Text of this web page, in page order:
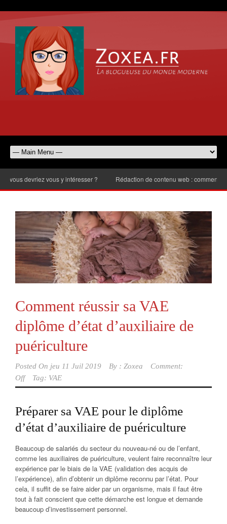
devriez vous y intéresser ? Rédaction de contenu web : comment choisir le
Comment réussir sa VAE
diplôme d’état d’auxiliaire de
puériculture
Posted On jeu 11 Juil 2019 By : Zoxea
Comment:
Off
Tag: VAE
Préparer sa VAE pour le diplôme
d’état d’auxiliaire de puériculture
Beaucoup de salariés du secteur du nouveau-né ou de l’enfant,
comme les auxiliaires de puériculture, veulent faire reconnaître leur
expérience par le biais de la VAE (validation des acquis de
l’expérience), afin d’obtenir un diplôme reconnu par l’état. Pour
cela, il suffit de se faire aider par un organisme, mais il faut être
tout à fait conscient que cette démarche est longue et demande
beaucoup d’investissement personnel.